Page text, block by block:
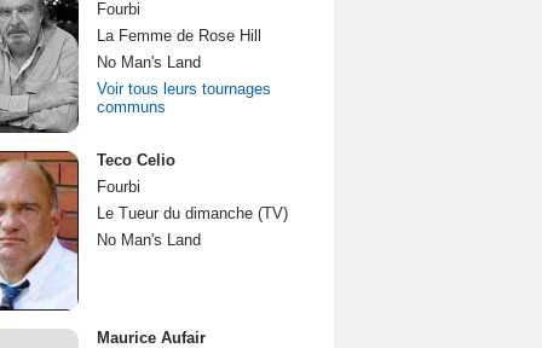
Fourbi
La Femme de Rose Hill
No Man's Land
Voir tous leurs tournages
communs
Teco Celio
Fourbi
Le Tueur du dimanche (TV)
No Man's Land
Maurice Aufair